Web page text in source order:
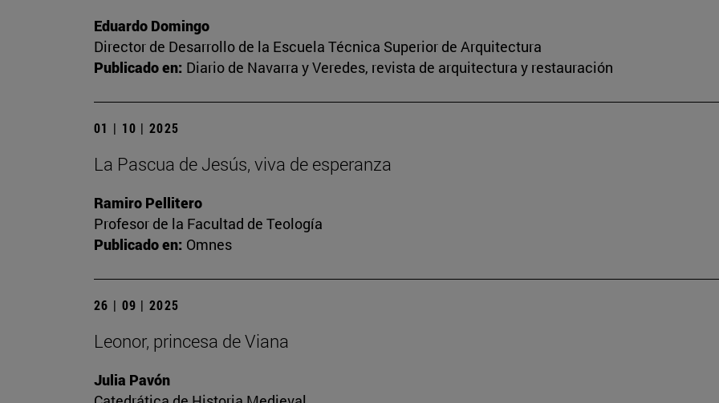
Eduardo Domingo
Director de Desarrollo de la Escuela Técnica Superior de Arquitectura
Publicado en: Diario de Navarra y Veredes, revista de arquitectura y restauración
01 | 10 | 2025
La Pascua de Jesús, viva de esperanza
Ramiro Pellitero
Profesor de la Facultad de Teología
Publicado en: Omnes
26 | 09 | 2025
Leonor, princesa de Viana
Julia Pavón